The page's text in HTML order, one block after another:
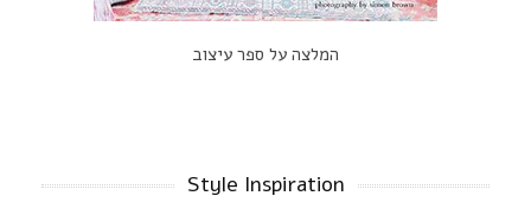
המלצה על ספר עיצוב
Style Inspiration